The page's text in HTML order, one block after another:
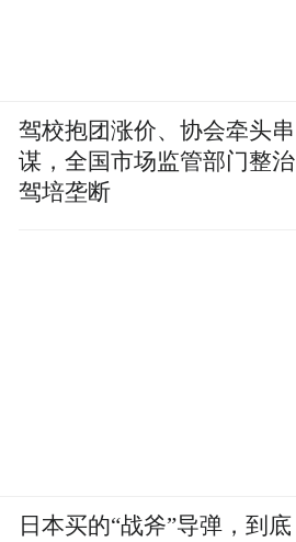
驾校抱团涨价、协会牵头串
谋，全国市场监管部门整治
驾培垄断
日本买的“战斧”导弹，到底